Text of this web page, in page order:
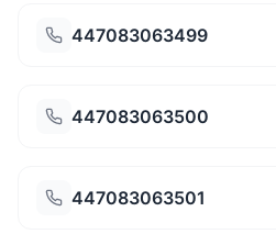
447083063499
447083063500
447083063501